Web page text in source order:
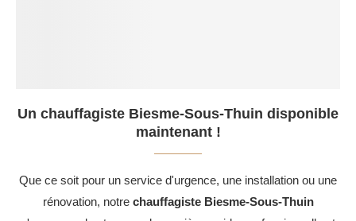
Un chauffagiste Biesme-Sous-Thuin disponible
maintenant !
Que ce soit pour un service d'urgence, une installation ou une
rénovation, notre chauffagiste Biesme-Sous-Thuin